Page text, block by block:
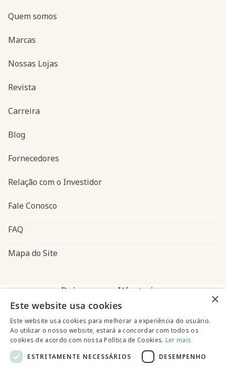
Navegação do rodapé
Quem somos
Marcas
Nossas Lojas
Revista
Carreira
Blog
Fornecedores
Relação com o Investidor
Fale Conosco
FAQ
Mapa do Site
Baixe o app Westwing
×
Este website usa cookies
Este website usa cookies para melhorar a experiência do usuário.
Ao utilizar o nosso website, estará a concordar com todos os
cookies de acordo com nossa Política de Cookies. Ler mais
ESTRITAMENTE NECESSÁRIOS
DESEMPENHO